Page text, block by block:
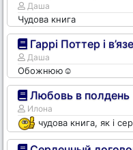
Даша
Чудова книга
Гаррі Поттер і
Даша
Обожнюю☺️
Любовь в полдень
Илона
чудова книга, як і